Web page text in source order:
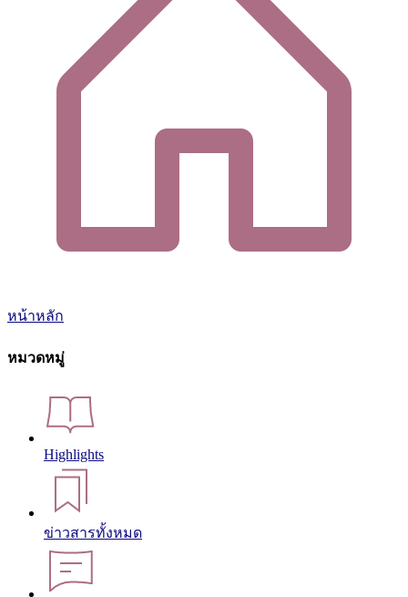
หน้าหลัก
หมวดหมู่
Highlights
ข่าวสารทั้งหมด